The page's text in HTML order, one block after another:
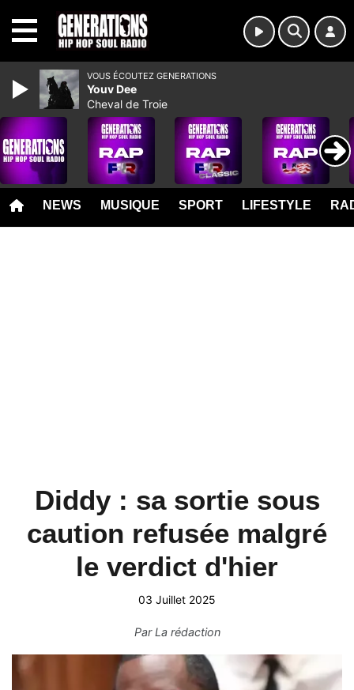
NEWS MUSIQUE SPORT LIFESTYLE
Diddy : sa sortie sous
caution refusée malgré
le verdict d'hier
03 Juillet 2025
ParLa rédaction
VOUS ÉCOUTEZ GENERATIONS
Youv Dee
Cheval de Troie